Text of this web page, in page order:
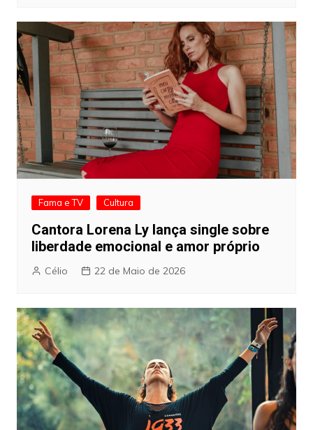
Fama e TV Cultura
Cantora Lorena Ly lança single sobre
liberdade emocional e amor próprio
Célio 22 de Maio de 2026